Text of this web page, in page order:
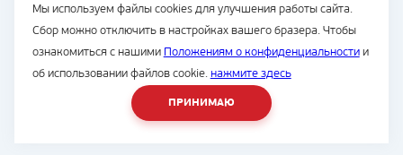
Мы используем файлы cookies для улучшения работы сайта.
Сбор можно отключить в настройках вашего бразера. Чтобы
ознакомиться с нашими Положениям о конфиденциальностии
об использовании файлов cookie. нажмите здесь
ПРИНИМАЮ